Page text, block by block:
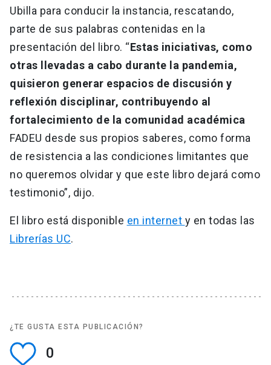
Ubilla para conducir la instancia, rescatando,
parte de sus palabras contenidas en la
presentación del libro. “Estas iniciativas, como
otras llevadas a cabo durante la pandemia,
quisieron generar espacios de discusión y
reflexión disciplinar, contribuyendo al
fortalecimiento de la comunidad académica
FADEU desde sus propios saberes, como forma
de resistencia a las condiciones limitantes que
no queremos olvidar y que este libro dejará como
testimonio”, dijo.
El libro está disponible en internet y en todas las
Librerías UC.
¿TE GUSTA ESTA PUBLICACIÓN?
0